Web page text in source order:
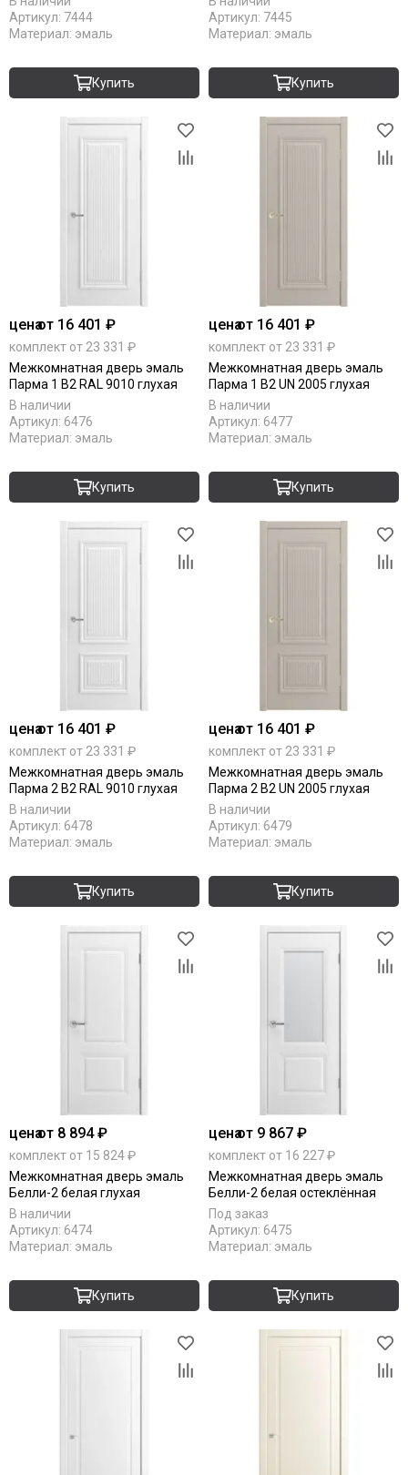
Артикул: 7444
Материал: эмаль
Купить
Артикул: 7445
Материал: эмаль
Купить
ценаот 16 401 ₽
комплект от 23 331 ₽
Межкомнатная дверь эмаль
Парма 1 В2 RAL 9010 глухая
В наличии
Артикул: 6476
Материал: эмаль
Купить
ценаот 16 401 ₽
комплект от 23 331 ₽
Межкомнатная дверь эмаль
Парма 1 В2 UN 2005 глухая
В наличии
Артикул: 6477
Материал: эмаль
Купить
ценаот 16 401 ₽
комплект от 23 331 ₽
Межкомнатная дверь эмаль
Парма 2 В2 RAL 9010 глухая
В наличии
Артикул: 6478
Материал: эмаль
Купить
ценаот 16 401 ₽
комплект от 23 331 ₽
Межкомнатная дверь эмаль
Парма 2 В2 UN 2005 глухая
В наличии
Артикул: 6479
Материал: эмаль
Купить
ценаот 8 894 ₽
комплект от 15 824 ₽
Межкомнатная дверь эмаль
Белли-2 белая глухая
В наличии
Артикул: 6474
Материал: эмаль
Купить
ценаот 9 867 ₽
комплект от 16 227 ₽
Межкомнатная дверь эмаль
Белли-2 белая остеклённая
Под заказ
Артикул: 6475
Материал: эмаль
Купить